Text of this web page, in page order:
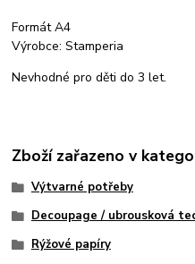
Formát A4
Výrobce: Stamperia
Nevhodné pro děti do 3 let.
Zboží zařazeno v
Výtvarné potřeby
Decoupage / ubrousková
Rýžové papíry